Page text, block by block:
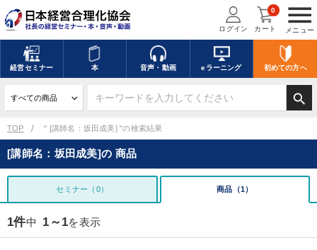
menu
メニュー
ログイン カート
0
経営セミナー 本 音声・動画 eラーニング 初めての方へ
search
TOP " [講師名：坂田成美] "の検索結果
[講師名：坂田成美]の 商品
セミナー（0） 商品（1）
1件中 1～1を表示